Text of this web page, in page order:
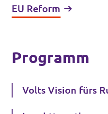
EU Reform
Programm
Volts Vision fürs